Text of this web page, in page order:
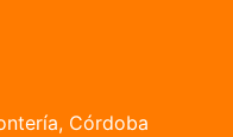
Córdoba